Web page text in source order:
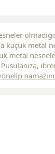
küçük metal
metal
Pusulanıza,